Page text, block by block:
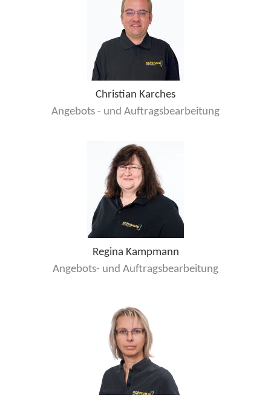
Christian Karches
Angebots - und Auftragsbearbeitung
Regina Kampmann
Angebots- und Auftragsbearbeitung